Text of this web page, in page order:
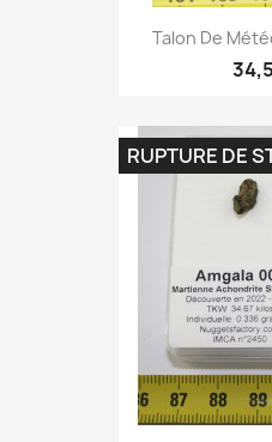
Talon De
RUPTURE DE